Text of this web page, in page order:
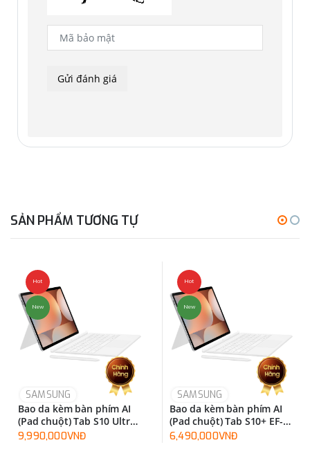
SẢN PHẨM TƯƠNG TỰ
Hot
New
SAMSUNG
Bao da kèm bàn phím AI
(Pad chuột) Tab S10 Ultra
EF-DX925UBEGWW
9,990,000VNĐ
Hot
New
SAMSUNG
Bao da kèm bàn phím AI
(Pad chuột) Tab S10+ EF-
DX825UWEGWW
6,490,000VNĐ